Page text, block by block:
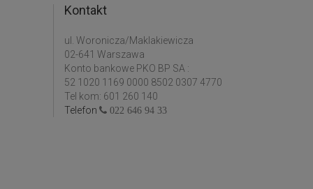
Kontakt
ul. Woronicza/Maklakiewicza
02-641 Warszawa
Konto bankowe PKO BP SA :
52 1020 1169 0000 8502 0307 4770
Tel kom: 601 260 140
Telefon
022 646 94 33